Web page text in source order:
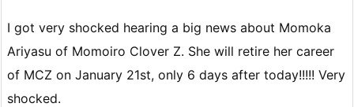
I got very shocked hearing a big news about Momoka
Ariyasu of Momoiro Clover Z. She will retire her career
of MCZ on January 21st, only 6 days after today!!!!! Very
shocked.